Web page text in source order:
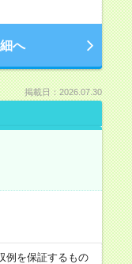
へ
掲載日：2026.07.30
を保証するもの